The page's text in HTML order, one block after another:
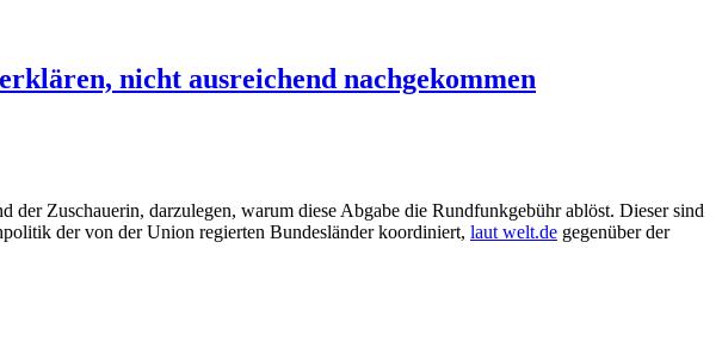
nicht ausreichend nachgekommen
Zuschauerin, darzulegen, warum diese Abgabe die Rundfunkgebühr ablöst. Dieser sind
der von der Union regierten Bundesländer koordiniert, laut welt.de gegenüber der